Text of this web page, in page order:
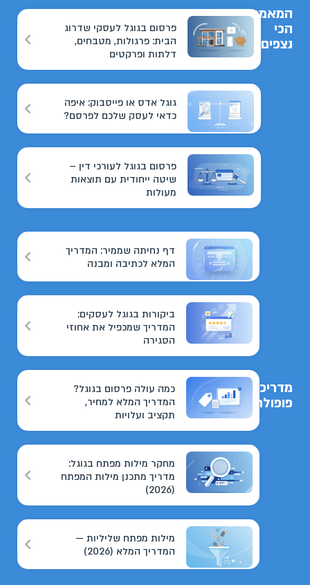
המאמרים
הכי
נצפים
פרסום בגוגל לעסקי שדרוג
הבית: פרגולות, מטבחים,
דלתות ופרקטים
גוגל אדס או פייסבוק: איפה
כדאי לעסק שלכם לפרסם?
פרסום בגוגל לעורכי דין –
שיטה ייחודית עם תוצאות
מעולות
מדריכים
פופולריים
דף נחיתה שממיר: המדריך
המלא לכתיבה ומבנה
ביקורות בגוגל לעסקים:
המדריך שמכפיל את אחוזי
הסגירה
כמה עולה פרסום בגוגל?
המדריך המלא למחיר,
תקציב ועלויות
מחקר מילות מפתח בגוגל:
מדריך מתכנן מילות המפתח
(2026)
מילות מפתח שליליות —
המדריך המלא (2026)